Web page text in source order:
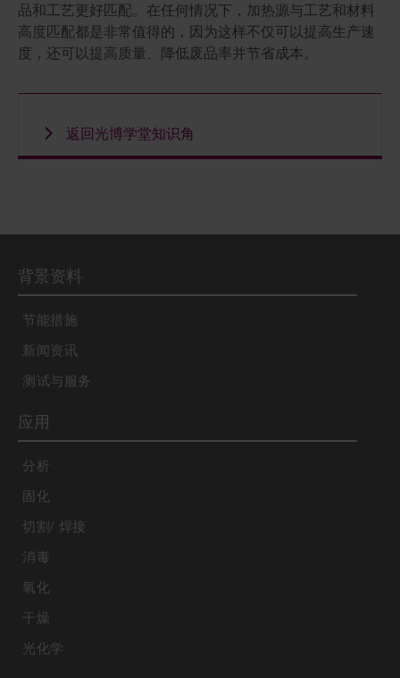
品和工艺更好匹配。在任何情况下，加热源与工艺和材料
高度匹配都是非常值得的，因为这样不仅可以提高生产速
度，还可以提高质量、降低废品率并节省成本。
返回光博学堂知识角
背景资料
节能措施
新闻资讯
测试与服务
应用
分析
固化
切割/ 焊接
消毒
氧化
干燥
光化学